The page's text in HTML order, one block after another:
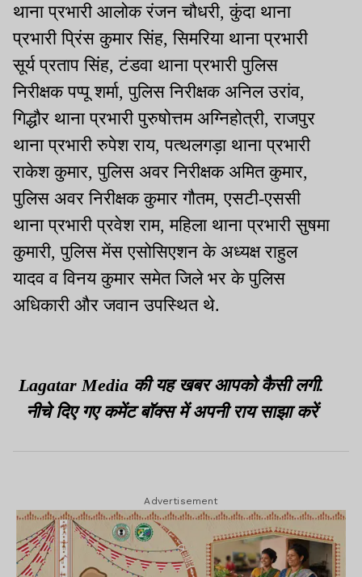
थाना प्रभारी आलोक रंजन चौधरी, कुंदा थाना
प्रभारी प्रिंस कुमार सिंह, सिमरिया थाना प्रभारी
सूर्य प्रताप सिंह, टंडवा थाना प्रभारी पुलिस
निरीक्षक पप्पू शर्मा, पुलिस निरीक्षक अनिल उरांव,
गिद्धौर थाना प्रभारी पुरुषोत्तम अग्निहोत्री, राजपुर
थाना प्रभारी रुपेश राय, पत्थलगड़ा थाना प्रभारी
राकेश कुमार, पुलिस अवर निरीक्षक अमित कुमार,
पुलिस अवर निरीक्षक कुमार गौतम, एसटी-एससी
थाना प्रभारी प्रवेश राम, महिला थाना प्रभारी सुषमा
कुमारी, पुलिस मेंस एसोसिएशन के अध्यक्ष राहुल
यादव व विनय कुमार समेत जिले भर के पुलिस
अधिकारी और जवान उपस्थित थे.
Lagatar Media की यह खबर आपको कैसी लगी.
नीचे दिए गए कमेंट बॉक्स में अपनी राय साझा करें
Advertisement